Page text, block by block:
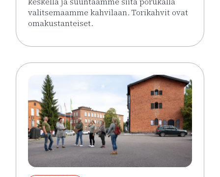
valitsemaamme kahvilaan. Torikahvit ovat
omakustanteiset.